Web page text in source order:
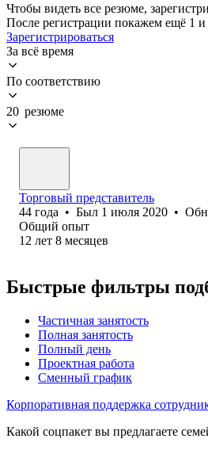
Чтобы видеть все резюме,
После регистрации покажем ещё 1
Зарегистрироваться
За всё время
По соответствию
20 резюме
Торговый представитель
44 года • Был 1 июля 2020 •
Общий опыт
12 лет 8 месяцев
Быстрые фильтры
Частичная занятость
Полная занятость
Полный день
Проектная работа
Сменный график
Корпоративная поддержка
Какой соцпакет вы предлагаете